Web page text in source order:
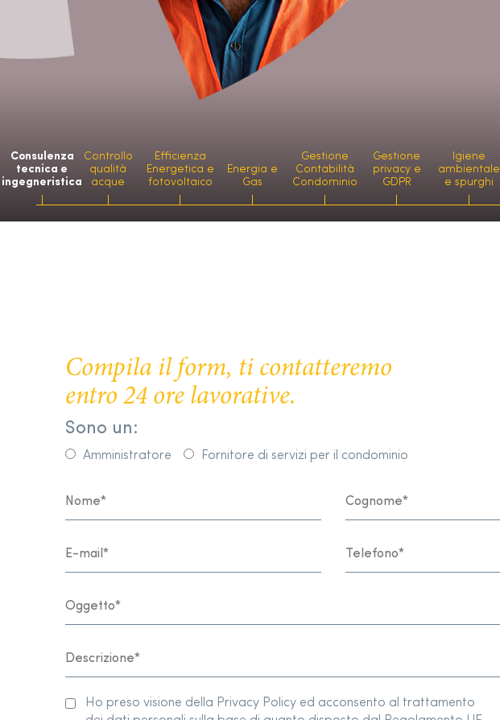
Consulenza
tecnica e
ingegneristica
Controllo
qualità
acque
Efficienza
Energetica e
fotovoltaico
Energia e
Gas
Gestione
Contabilità
Condominio
Gestione
privacy e
GDPR
Igiene
ambientale
e spurghi
Compila il form, ti contatteremo
entro 24 ore lavorative.
Sono un:
Amministratore Fornitore di servizi per il condominio
Ho preso visione della Privacy Policy ed acconsento al trattamento